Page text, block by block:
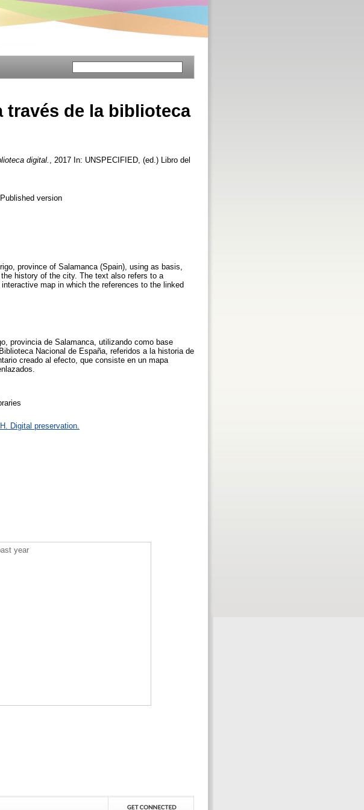
través de la biblioteca
digital.
, 2017 In: UNSPECIFIED, (ed.) Libro del
version
province of Salamanca (Spain), using as basis,
history of the city. The text also refers to a
map in which the references to the linked
provincia de Salamanca, utilizando como base
Nacional de España, referidos a la historia de
creado al efecto, que consiste en un mapa
Digital preservation.
year